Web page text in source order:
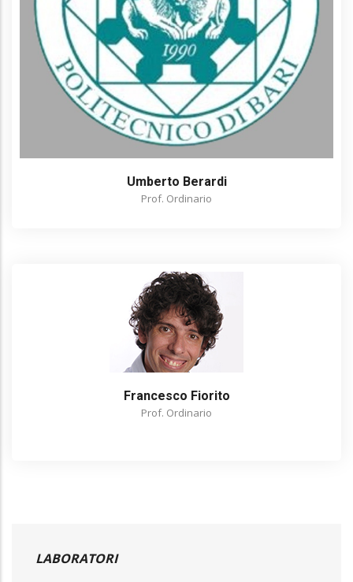
Umberto Berardi
Prof. Ordinario
Francesco Fiorito
Prof. Ordinario
LABORATORI